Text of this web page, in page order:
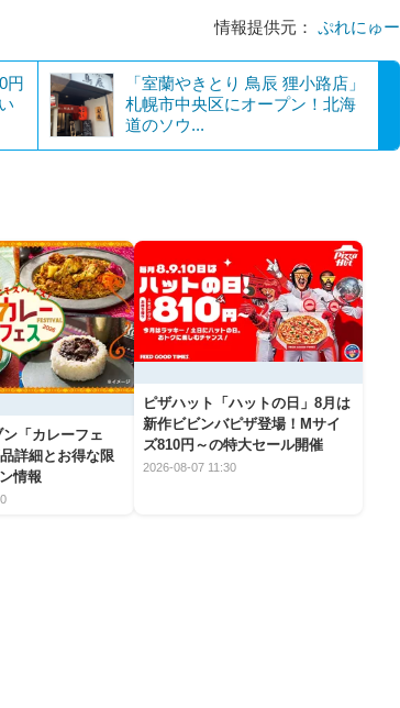
情報提供元： ぷれにゅー
円
「室蘭やきとり 鳥辰 狸小路店」
札幌市中央区にオープン！北海
道のソウ...
ン「カレーフェ
詳細とお得な限
情報
ピザハット「ハットの日」8月は
新作ビビンバピザ登場！Mサイ
ズ810円～の特大セール開催
2026-08-07 11:30